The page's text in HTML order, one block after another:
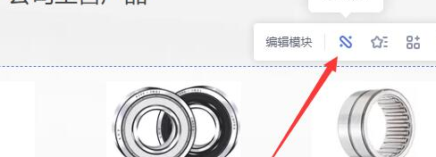
建站程序
西部数码代理
HTML教程
CSS教程